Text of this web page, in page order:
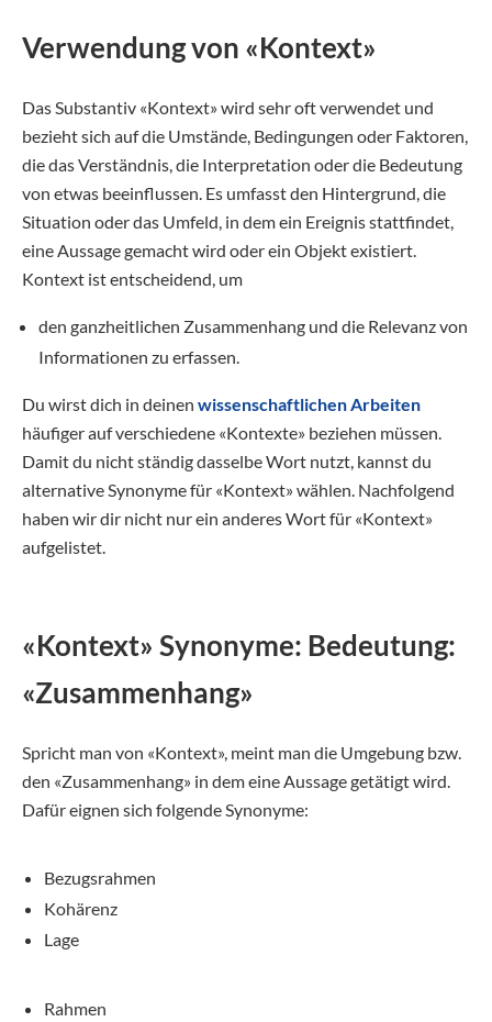
Verwendung von «Kontext»
Das Substantiv «Kontext» wird sehr oft verwendet und
bezieht sich auf die Umstände, Bedingungen oder Faktoren,
die das Verständnis, die Interpretation oder die Bedeutung
von etwas beeinflussen. Es umfasst den Hintergrund, die
Situation oder das Umfeld, in dem ein Ereignis stattfindet,
eine Aussage gemacht wird oder ein Objekt existiert.
Kontext ist entscheidend, um
den ganzheitlichen Zusammenhang und die Relevanz von
Informationen zu erfassen.
Du wirst dich in deinen wissenschaftlichen Arbeiten
häufiger auf verschiedene «Kontexte» beziehen müssen.
Damit du nicht ständig dasselbe Wort nutzt, kannst du
alternative Synonyme für «Kontext» wählen. Nachfolgend
haben wir dir nicht nur ein anderes Wort für «Kontext»
aufgelistet.
«Kontext» Synonyme: Bedeutung:
«Zusammenhang»
Spricht man von «Kontext», meint man die Umgebung bzw.
den «Zusammenhang» in dem eine Aussage getätigt wird.
Dafür eignen sich folgende Synonyme:
Bezugsrahmen
Kohärenz
Lage
Rahmen